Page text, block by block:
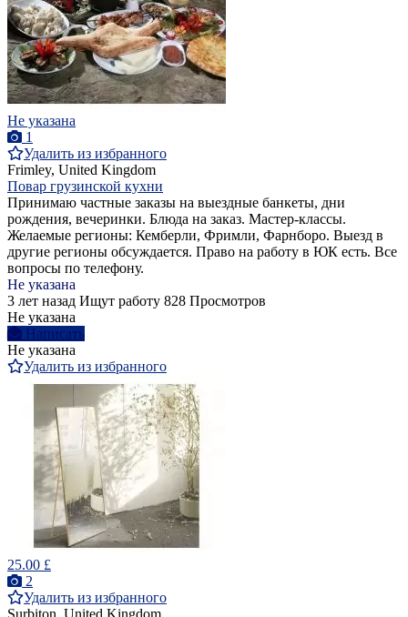
Не указана
1
Удалить из избранного
Frimley, United Kingdom
Повар грузинской кухни
Принимаю частные заказы на выездные банкеты, дни
рождения, вечеринки. Блюда на заказ. Мастер-классы.
Желаемые регионы: Кемберли, Фримли, Фарнборо. Выезд в
другие регионы обсуждается. Право на работу в ЮК есть. Все
вопросы по телефону.
Не указана
3 лет назад Ищут работу 828 Просмотров
Не указана
Написать
Не указана
Удалить из избранного
25.00 £
2
Удалить из избранного